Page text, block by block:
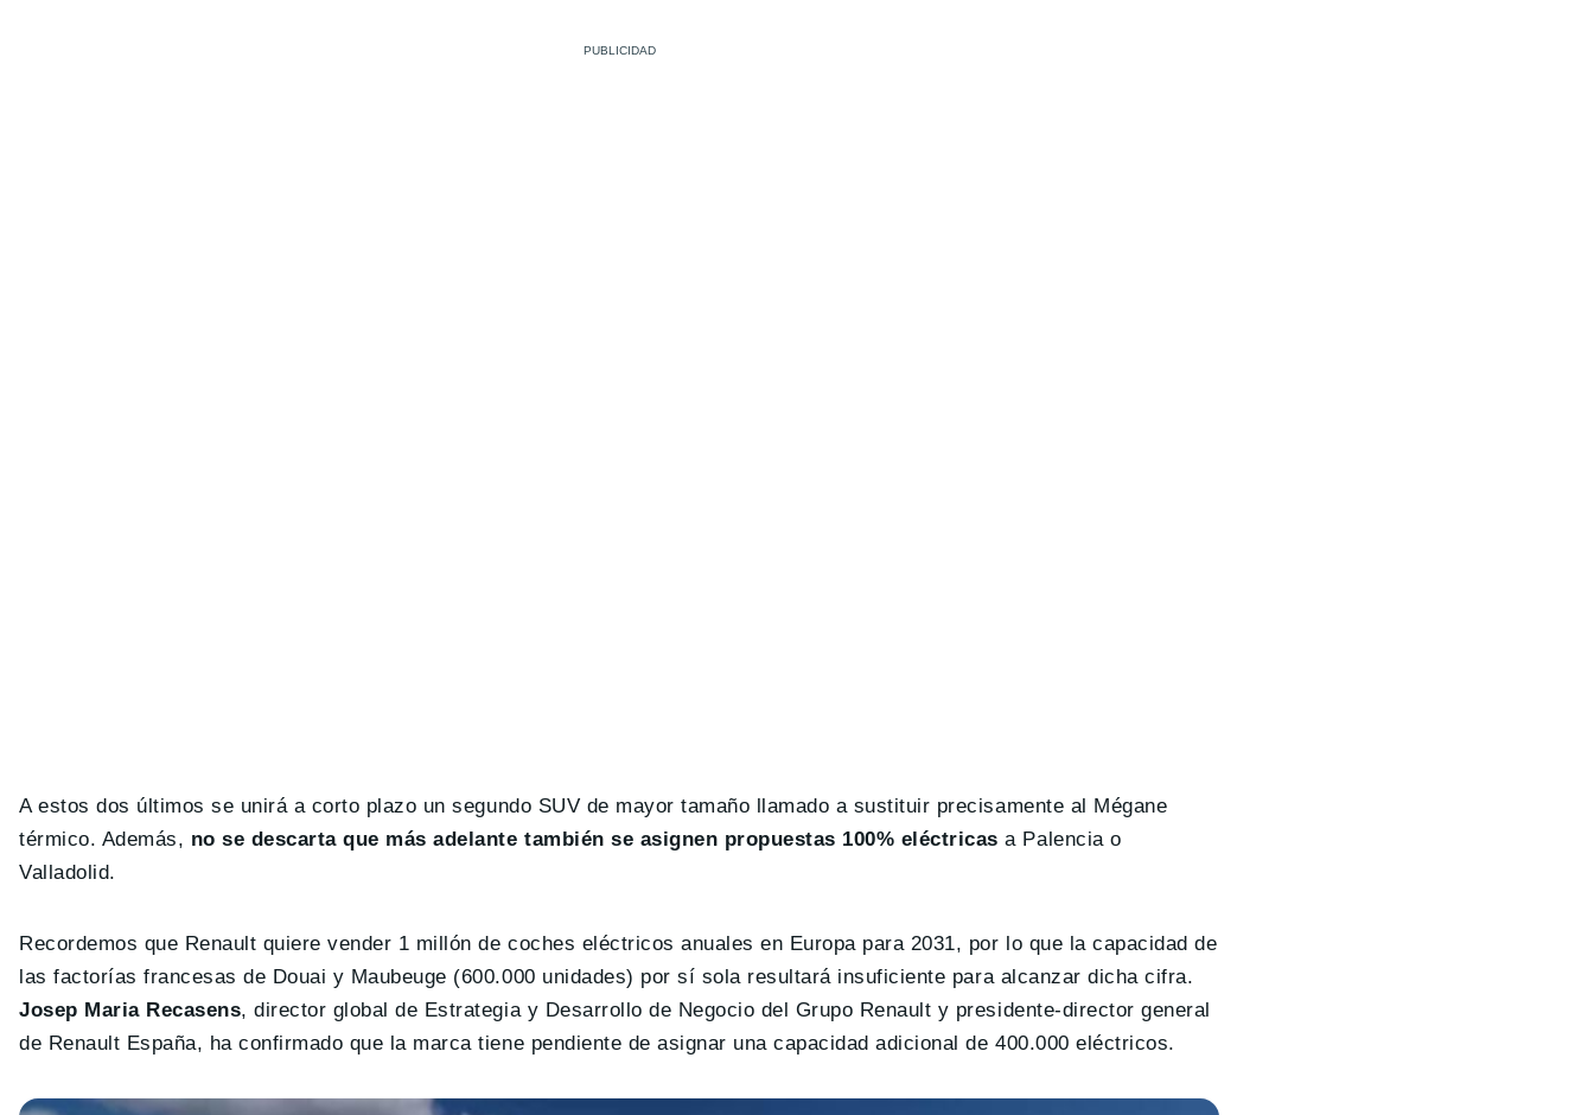
A estos dos últimos se unirá a corto plazo un segundo SUV de mayor tamaño llamado a sustituir precisamente al Mégane
térmico. Además, no se descarta que más adelante también se asignen propuestas 100% eléctricas a Palencia o
Valladolid.
Recordemos que Renault quiere vender 1 millón de coches eléctricos anuales en Europa para 2031, por lo que la capacidad de
las factorías francesas de Douai y Maubeuge (600.000 unidades) por sí sola resultará insuficiente para alcanzar dicha cifra.
Josep Maria Recasens, director global de Estrategia y Desarrollo de Negocio del Grupo Renault y presidente-director general
de Renault España, ha confirmado que la marca tiene pendiente de asignar una capacidad adicional de 400.000 eléctricos.